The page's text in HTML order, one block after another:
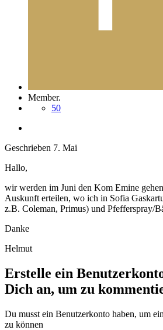
Member.
50
Geschrieben 7. Mai
Hallo,
wir werden im Juni den Kom Emine
Auskunft erteilen, wo ich in Sofia
z.B. Coleman, Primus) und Pfefferspray/
Danke
Helmut
Erstelle ein
Dich an, um zu
Du musst ein Benutzerkonto haben, um
zu können